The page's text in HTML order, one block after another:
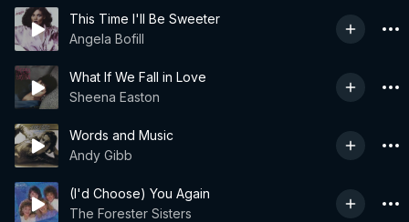
This Time I'll Be Sweeter
Angela Bofill
What If We Fall in Love
Sheena Easton
Words and Music
Andy Gibb
(I'd Choose) You Again
The Forester Sisters